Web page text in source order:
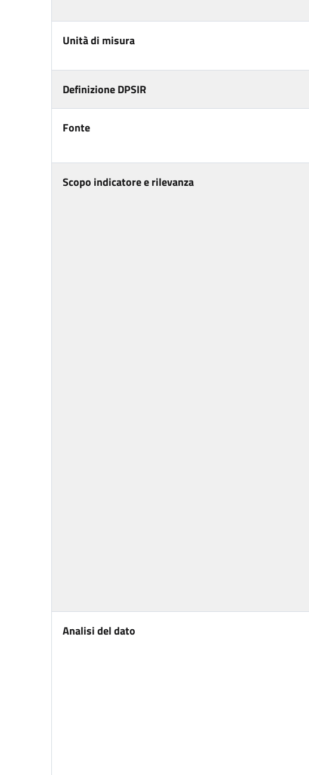
Unità di misura
Definizione DPSIR
Fonte
Scopo indicatore e rilevanza
Analisi del dato